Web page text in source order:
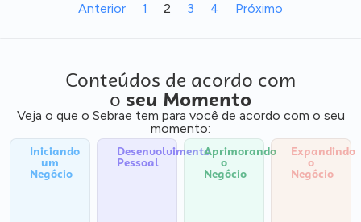
Anterior 1 2 3 4 Próximo
Conteúdos de acordo com
o seu Momento
Veja o que o Sebrae tem para você de acordo com o seu
momento:
Iniciando
um
Negócio
Desenvolvimento
Pessoal
Aprimorando
o
Negócio
Expandindo
o
Negócio